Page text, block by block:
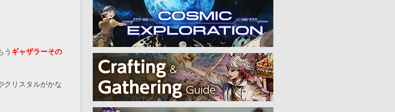
う ギャザラーその
クリスタルがかな